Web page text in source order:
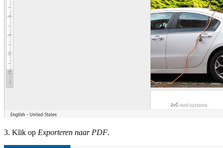
3. Klik op Exporteren naar PDF.